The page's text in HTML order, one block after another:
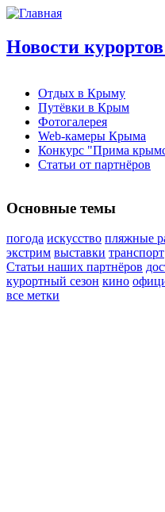
Новости
Отдых в Крыму
Путёвки в Крым
Фотогалерея
Web-камеры Крыма
Конкурс "Прима
Статьи от партнёров
Основные темы
погода искусство пляжные
экстрим выставки транспорт
Статьи наших партнёров
курортный сезон кино
все метки